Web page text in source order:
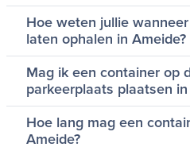
Hoe weten jullie
laten ophalen in Ameide?
Mag ik een container op
parkeerplaats plaatsen
Hoe lang mag een
Ameide?